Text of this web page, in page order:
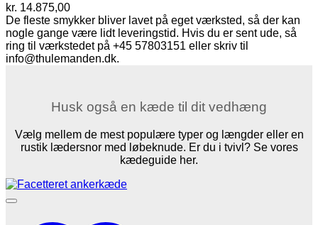
kr. 14.875,00
De fleste smykker bliver lavet på eget værksted, så der kan
nogle gange være lidt leveringstid. Hvis du er sent ude, så
ring til værkstedet på +45 57803151 eller skriv til
info@thulemanden.dk.
Husk også en kæde til dit vedhæng
Vælg mellem de mest populære typer og længder eller en
rustik lædersnor med løbeknude. Er du i tvivl? Se vores
kædeguide her.